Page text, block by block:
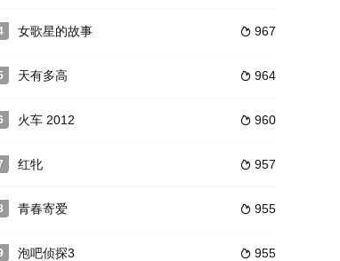
们的责任与义务。程锋（陈思成 饰）、吴狄
熙蕾 饰）终于恢复健康，但是随之而来事情却让她倍感惶恐。
 967
女歌星的故事
 964
天有多高
 960
火车 2012
 957
红牝
 955
青春寄爱
 955
泡吧侦探3